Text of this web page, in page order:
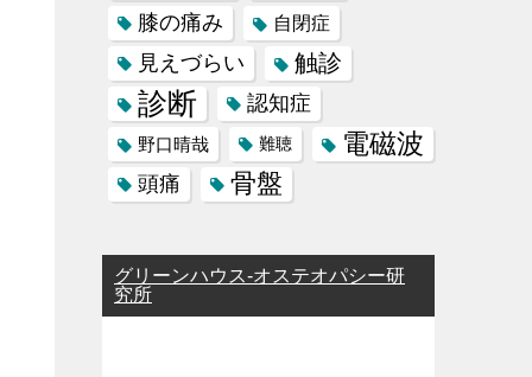
膝の痛み 自閉症
見えづらい 触診
診断 認知症
野口晴哉 難聴 電磁波
頭痛 骨盤
グリーンハウス-オステオパシー研
究所